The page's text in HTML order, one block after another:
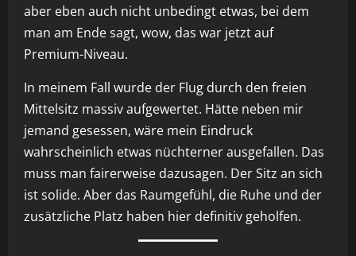
aber eben auch nicht unbedingt etwas, bei dem
man am Ende sagt, wow, das war jetzt auf
Premium-Niveau.
In meinem Fall wurde der Flug durch den freien
Mittelsitz massiv aufgewertet. Hätte neben mir
jemand gesessen, wäre mein Eindruck
wahrscheinlich etwas nüchterner ausgefallen. Das
muss man fairerweise dazusagen. Der Sitz an sich
ist solide. Aber das Raumgefühl, die Ruhe und der
zusätzliche Platz haben hier definitiv geholfen.